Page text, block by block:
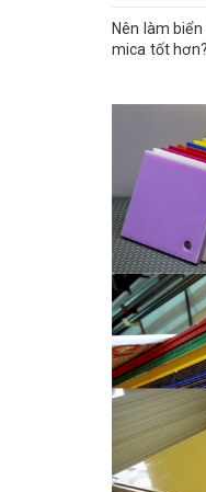
Nên làm
mica tốt hơn?